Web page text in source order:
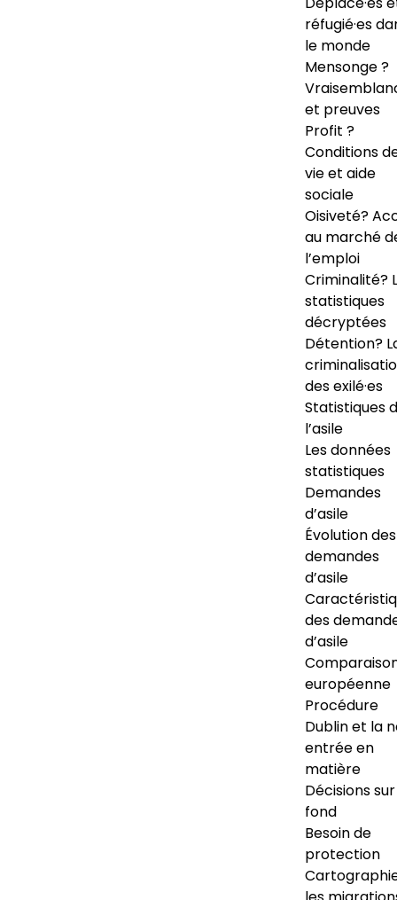
réfugié·es
le monde
Mensonge ?
et preuves
Profit ?
Conditions
vie et aide
sociale
Oisiveté?
au marché
l’emploi
Criminalité?
statistiques
décryptées
Détention?
des exilé·es
Statistiques
l’asile
Les données
statistiques
Demandes
d’asile
Évolution des
demandes
d’asile
des
d’asile
européenne
Procédure
Dublin et la
entrée en
matière
Décisions
fond
Besoin de
protection